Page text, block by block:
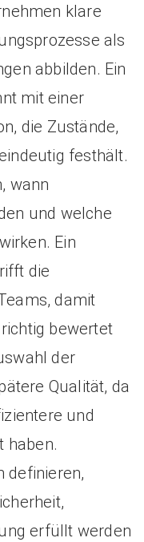
klare
als
abbilden. Ein
mit einer
die Zustände,
festhält.
wann
und welche
Ein
die
damit
bewertet
der
Qualität, da
und
haben.
definieren,
erfüllt werden